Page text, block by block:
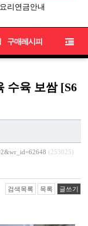
요리연금안내
구매레시피
수육 보쌈 [S6
(253025)
검색목록 목록 글쓰기